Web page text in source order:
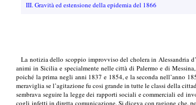
III. Gravità ed estensione della epidemia del 1866
La notizia dello scoppio improvviso del cholera in Alessandria
animi in Sicilia e specialmente nelle città di Palermo e di
poiché la prima negli anni 1837 e 1854, e la seconda nell’anno
meraviglia se l’agitazione fu cosi grande in tutte le classi della
sembrava seguire la legge dei rapporti sociali e commerciali ed
cogli infetti in diretta comunicazione. Si diceva con ragione che,